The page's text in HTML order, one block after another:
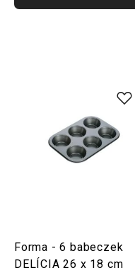
Forma - 6 babeczek
DELÍCIA 26 x 18 cm